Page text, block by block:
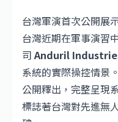
台灣軍演首次公開展
台灣近期在軍事演習
司Anduril
系統的實際操控情景
公開釋出，完整呈現
標誌著台灣對先進無